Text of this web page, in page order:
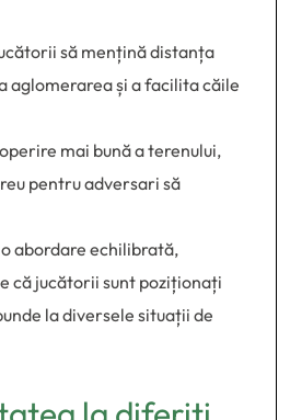
să mențină distanța
aglomerarea și a facilita căile
mai bună a terenului,
pentru adversari să
abordare echilibrată,
că jucătorii sunt poziționați
la diversele situații de